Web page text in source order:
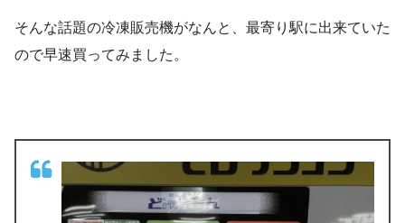
そんな話題の冷凍販売機がなんと、最寄り駅に出来ていた
ので早速買ってみました。